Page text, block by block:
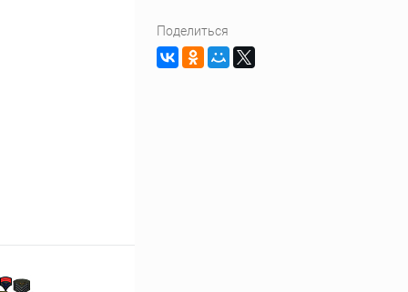
Поделиться